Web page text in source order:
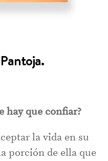
hay que confiar?
la vida en su
porción de ella que